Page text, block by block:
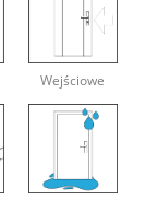
Wejściowe